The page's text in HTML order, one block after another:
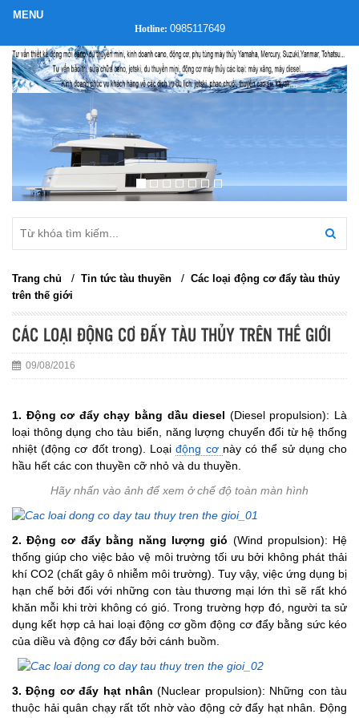
Hotline: 0985117649
Trang chủ / Tin tức tàu thuyền / Các loại động cơ đẩy tàu thủy
trên thế giới
CÁC LOẠI ĐỘNG CƠ ĐẨY TÀU THỦY TRÊN THẾ GIỚI
09/08/2016
1. Động cơ đẩy chạy bằng dầu diesel (Diesel propulsion): Là
loại thông dụng cho tàu biển, năng lượng chuyển đổi từ hệ thống
nhiệt (động cơ đốt trong). Loạiđộng cơ này có thể sử dụng cho
hầu hết các con thuyền cỡ nhỏ và du thuyền.
Hãy nhấn vào ảnh để xem ở chế độ toàn màn hình
2. Động cơ đẩy bằng năng lượng gió (Wind propulsion): Hệ
thống giúp cho việc bảo vệ môi trường tối ưu bởi không phát thải
khí CO2 (chất gây ô nhiễm môi trường). Tuy vậy, việc ứng dụng bị
hạn chế bởi đối với những con tàu thương mại lớn thì sẽ rất khó
khăn mỗi khi trời không có gió. Trong trường hợp đó, người ta sử
dụng kết hợp cả hai loại động cơ gồm động cơ đẩy bằng sức kéo
của diều và động cơ đẩy bởi cánh buồm.
3. Động cơ đẩy hạt nhân (Nuclear propulsion): Những con tàu
thuộc hải quân chạy rất tốt nhờ vào động cở đẩy hạt nhân. Động